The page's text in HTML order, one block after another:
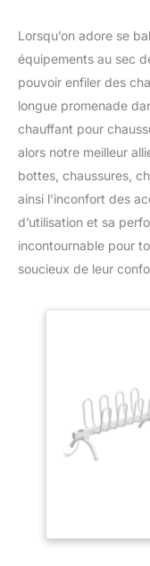
Lorsqu’on adore se
équipements au sec
pouvoir enfiler des
longue promenade
chauffant pour
alors notre meilleur
bottes, chaussures,
ainsi l’inconfort des
d’utilisation et sa
incontournable pour
soucieux de leur